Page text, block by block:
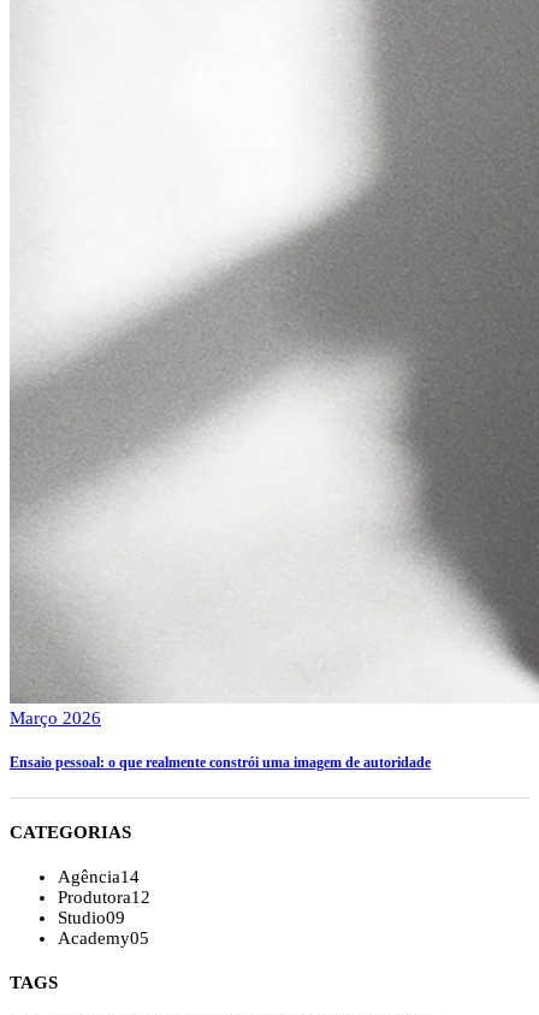
Março 2026
Ensaio pessoal: o que realmente constrói uma imagem de autoridade
CATEGORIAS
Agência14
Produtora12
Studio09
Academy05
TAGS